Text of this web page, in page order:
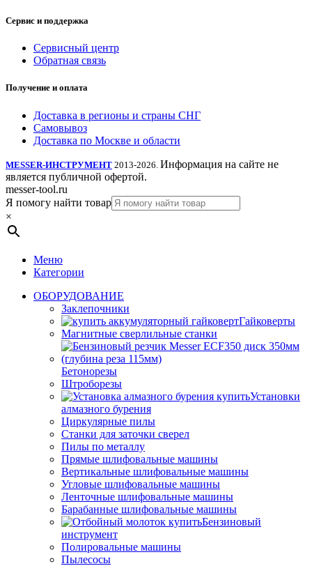
Сервис и поддержка
Сервисный центр
Обратная связь
Получение и оплата
Доставка в регионы и страны СНГ
Самовывоз
Доставка по Москве и области
MESSER-ИНСТРУМЕНТ 2013-2026. Информация на сайте не
является публичной офертой.
messer-tool.ru
Я помогу найти товар
×
Меню
Категории
ОБОРУДОВАНИЕ
Заклепочники
Гайковерты
Магнитные сверлильные станки
Бетонорезы
Штроборезы
Установки
алмазного бурения
Циркулярные пилы
Станки для заточки сверел
Пилы по металлу
Прямые шлифовальные машины
Вертикальные шлифовальные машины
Угловые шлифовальные машины
Ленточные шлифовальные машины
Барабанные шлифовальные машины
Бензиновый
инструмент
Полировальные машины
Пылесосы